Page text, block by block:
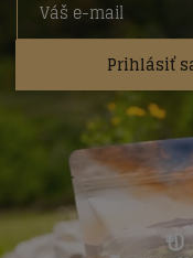
Prihlásiť